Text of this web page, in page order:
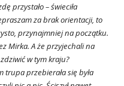
przystało – świeciła
za brak orientacji, to
przynajmniej na początku.
Mirka. A że przyjechali na
w tym kraju?
trupa przebierała się była